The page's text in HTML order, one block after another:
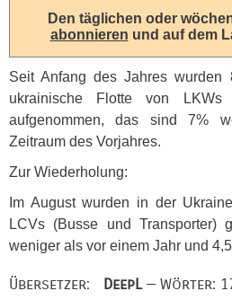
Den täglichen oder
abonnieren und auf dem
Seit Anfang des Jahres wurden
ukrainische Flotte von
LKWs
aufgenommen, das sind 7%
Zeitraum des Vorjahres.
Zur Wiederholung:
Im August wurden in der
LCVs (Busse und Transporter)
weniger als vor einem Jahr und
Übersetzer: DeepL— Wörter: